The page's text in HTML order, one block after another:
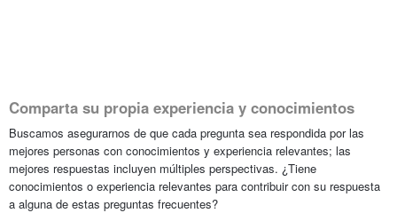
Comparta su propia experiencia y conocimientos
Buscamos asegurarnos de que cada pregunta sea respondida por las
mejores personas con conocimientos y experiencia relevantes; las
mejores respuestas incluyen múltiples perspectivas. ¿Tiene
conocimientos o experiencia relevantes para contribuir con su respuesta
a alguna de estas preguntas frecuentes?